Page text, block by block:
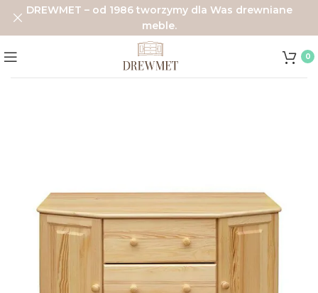
0
DREWMET – od 1986 tworzymy dla Was drewniane
meble.